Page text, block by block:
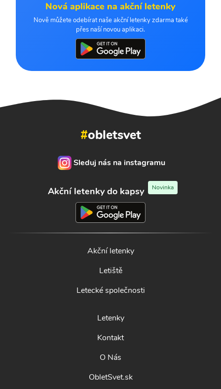
Nová aplikace na akční letenky
Nově můžete odebírat naše akční letenky zdarma také
přes naší novou aplikaci.
#obletsvet
Sleduj nás na instagramu
Akční letenky do kapsy Novinka
Akční letenky
Letiště
Letecké společnosti
Letenky
Kontakt
O Nás
ObletSvet.sk